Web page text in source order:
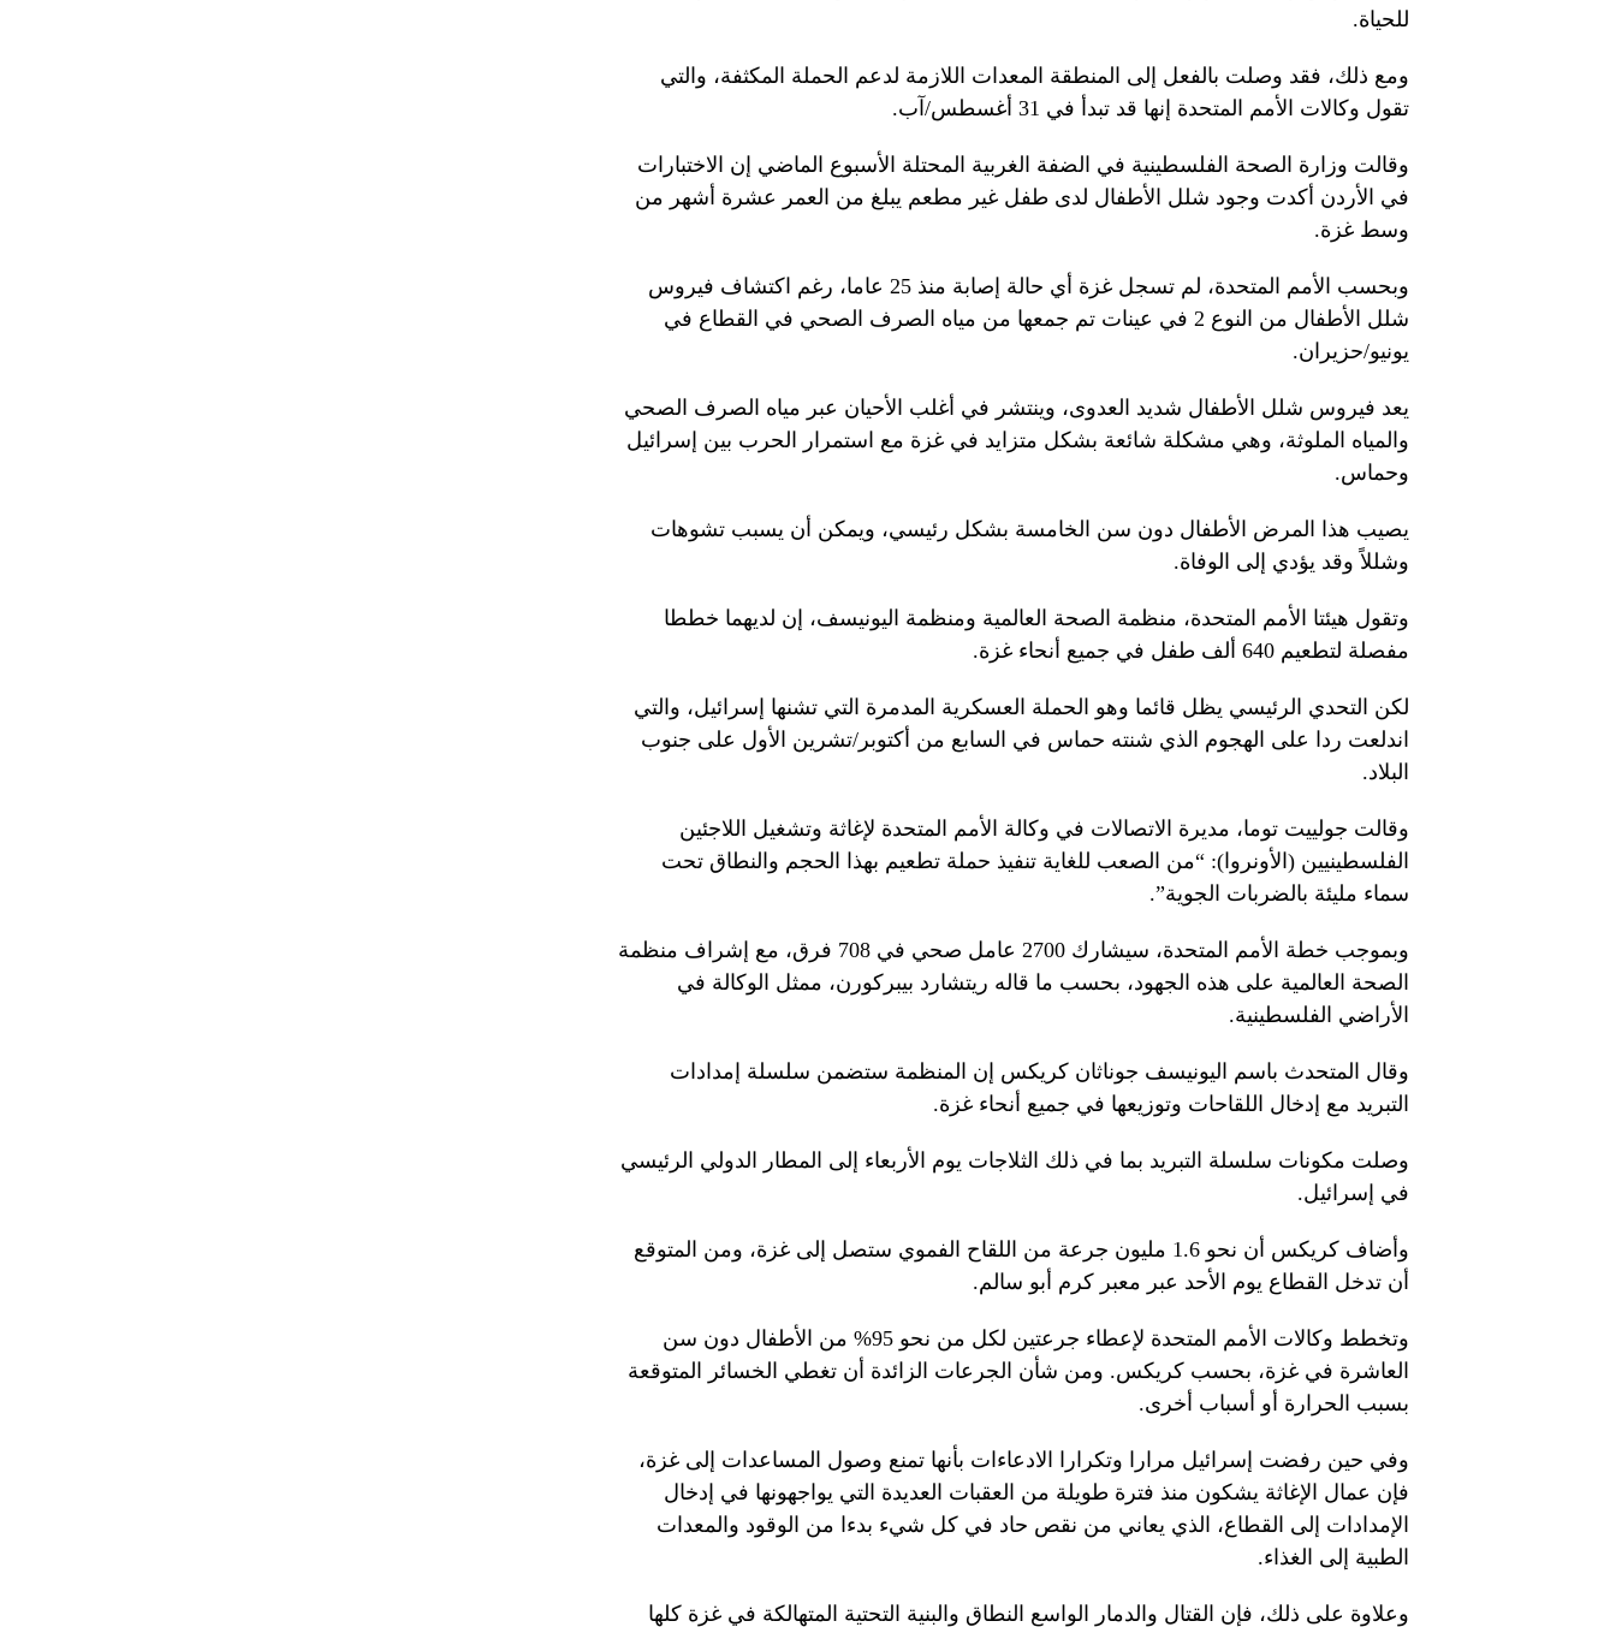
للحياة.
ومع ذلك، فقد وصلت بالفعل إلى المنطقة المعدات اللازمة لدعم الحملة المكثفة، والتي
تقول وكالات الأمم المتحدة إنها قد تبدأ في 31 أغسطس/آب.
وقالت وزارة الصحة الفلسطينية في الضفة الغربية المحتلة الأسبوع الماضي إن الاختبارات
في الأردن أكدت وجود شلل الأطفال لدى طفل غير مطعم يبلغ من العمر عشرة أشهر من
وسط غزة.
وبحسب الأمم المتحدة، لم تسجل غزة أي حالة إصابة منذ 25 عاما، رغم اكتشاف فيروس
شلل الأطفال من النوع 2 في عينات تم جمعها من مياه الصرف الصحي في القطاع في
يونيو/حزيران.
يعد فيروس شلل الأطفال شديد العدوى، وينتشر في أغلب الأحيان عبر مياه الصرف الصحي
والمياه الملوثة، وهي مشكلة شائعة بشكل متزايد في غزة مع استمرار الحرب بين إسرائيل
وحماس.
يصيب هذا المرض الأطفال دون سن الخامسة بشكل رئيسي، ويمكن أن يسبب تشوهات
وشللاً وقد يؤدي إلى الوفاة.
وتقول هيئتا الأمم المتحدة، منظمة الصحة العالمية ومنظمة اليونيسف، إن لديهما خططا
مفصلة لتطعيم 640 ألف طفل في جميع أنحاء غزة.
لكن التحدي الرئيسي يظل قائما وهو الحملة العسكرية المدمرة التي تشنها إسرائيل، والتي
اندلعت ردا على الهجوم الذي شنته حماس في السابع من أكتوبر/تشرين الأول على جنوب
البلاد.
وقالت جولييت توما، مديرة الاتصالات في وكالة الأمم المتحدة لإغاثة وتشغيل اللاجئين
الفلسطينيين (الأونروا): “من الصعب للغاية تنفيذ حملة تطعيم بهذا الحجم والنطاق تحت
سماء مليئة بالضربات الجوية”.
وبموجب خطة الأمم المتحدة، سيشارك 2700 عامل صحي في 708 فرق، مع إشراف منظمة
الصحة العالمية على هذه الجهود، بحسب ما قاله ريتشارد بيبركورن، ممثل الوكالة في
الأراضي الفلسطينية.
وقال المتحدث باسم اليونيسف جوناثان كريكس إن المنظمة ستضمن سلسلة إمدادات
التبريد مع إدخال اللقاحات وتوزيعها في جميع أنحاء غزة.
وصلت مكونات سلسلة التبريد بما في ذلك الثلاجات يوم الأربعاء إلى المطار الدولي الرئيسي
في إسرائيل.
وأضاف كريكس أن نحو 1.6 مليون جرعة من اللقاح الفموي ستصل إلى غزة، ومن المتوقع
أن تدخل القطاع يوم الأحد عبر معبر كرم أبو سالم.
وتخطط وكالات الأمم المتحدة لإعطاء جرعتين لكل من نحو 95% من الأطفال دون سن
العاشرة في غزة، بحسب كريكس. ومن شأن الجرعات الزائدة أن تغطي الخسائر المتوقعة
بسبب الحرارة أو أسباب أخرى.
وفي حين رفضت إسرائيل مرارا وتكرارا الادعاءات بأنها تمنع وصول المساعدات إلى غزة،
فإن عمال الإغاثة يشكون منذ فترة طويلة من العقبات العديدة التي يواجهونها في إدخال
الإمدادات إلى القطاع، الذي يعاني من نقص حاد في كل شيء بدءا من الوقود والمعدات
الطبية إلى الغذاء.
وعلاوة على ذلك، فإن القتال والدمار الواسع النطاق والبنية التحتية المتهالكة في غزة كلها